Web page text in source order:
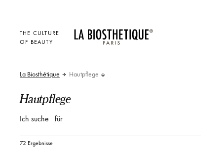
THE CULTURE
OF BEAUTY
La Biosthétique Hautpflege
Hautpflege
Ich suche für
72 Ergebnisse